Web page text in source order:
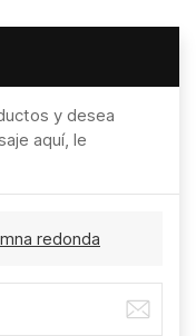
y desea
aquí, le
redonda